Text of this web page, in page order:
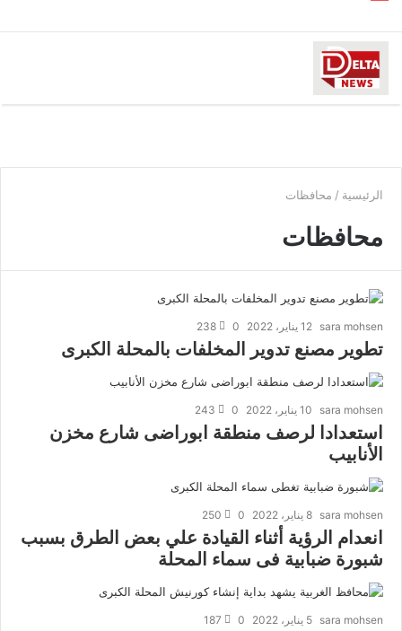
تطوير مصنع تدوير المخلفات بالمحلة الكبرى
استعدادا لرصف منطقة ابوراضى شارع مخزن الأنابيب
ضبابية فى سماء المحلة
بداية إنشاء كورنيش المحلة الكبرى
الرئيسية / محافظات
محافظات
sara mohsen 12 يناير، 2022 0
238
تطوير مصنع تدوير المخلفات بالمحلة الكبرى
sara mohsen 10 يناير، 2022 0
243
استعدادا لرصف منطقة ابوراضى شارع مخزن
الأنابيب
sara mohsen 8 يناير، 2022 0
250
انعدام الرؤية أثناء القيادة علي بعض الطرق بسبب
شبورة ضبابية فى سماء المحلة
sara mohsen 5 يناير، 2022 0
187